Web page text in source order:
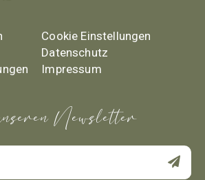
Cookie Einstellungen
Datenschutz
Impressum
Newsletter